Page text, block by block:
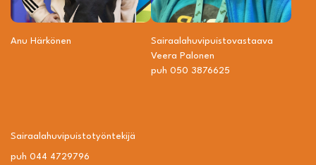
Anu Härkönen
Sairaalahuvipuisto­vastaava
Veera Palonen
puh 050 3876625
Sairaalahuvipuisto­työntekijä
puh 044 4729796